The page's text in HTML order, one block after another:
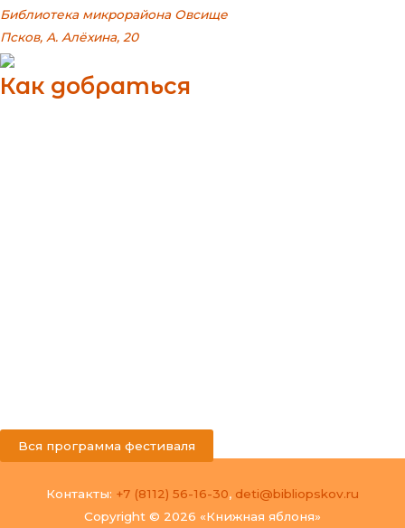
Библиотека микрорайона Овсище
Псков, А. Алёхина, 20
Как добраться
Вся программа фестиваля
Контакты: +7 (8112) 56-16-30, deti@bibliopskov.ru
Copyright © 2026 «Книжная яблоня»